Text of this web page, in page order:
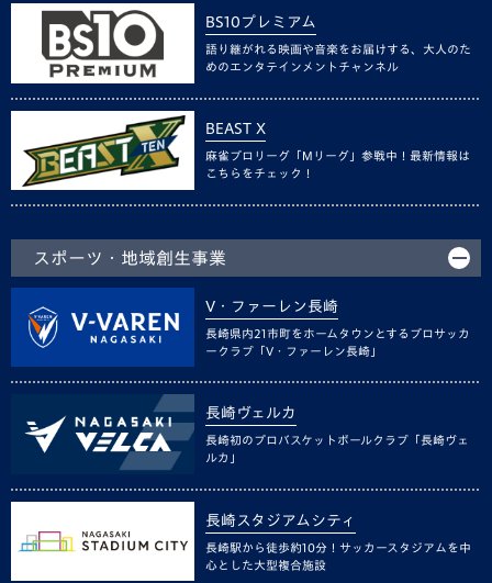
BS10プレミアム
語り継がれる映画や音楽をお届けする、大人のた
めのエンタテインメントチャンネル
BEAST X
麻雀プロリーグ「Mリーグ」参戦中！最新情報は
こちらをチェック！
スポーツ・地域創生事業
V・ファーレン長崎
長崎県内21市町をホームタウンとするプロサッカ
ークラブ「V・ファーレン長崎」
長崎ヴェルカ
長崎初のプロバスケットボールクラブ「長崎ヴェ
ルカ」
長崎スタジアムシティ
長崎駅から徒歩約10分！サッカースタジアムを中
心とした大型複合施設